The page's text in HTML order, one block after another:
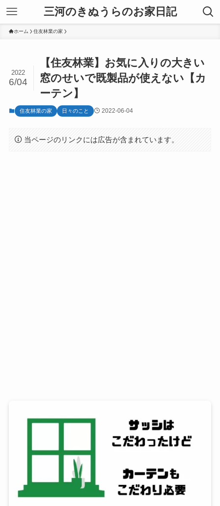
三河のきぬうらのお家日記
ホーム 住友林業の家
【住友林業】お気に入りの大きい
窓のせいで既製品が使えない【カ
ーテン】
2022
6/04
住友林業の家 日々のこと 2022-06-04
当ページのリンクには広告が含まれています。